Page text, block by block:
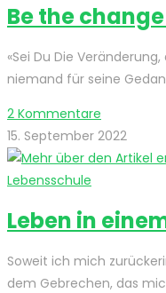
Be the
«Sei Du Die
niemand für seine
2 Kommentare
15. September 2022
Lebensschule
Leben in
Soweit ich mich
dem Gebrechen, das